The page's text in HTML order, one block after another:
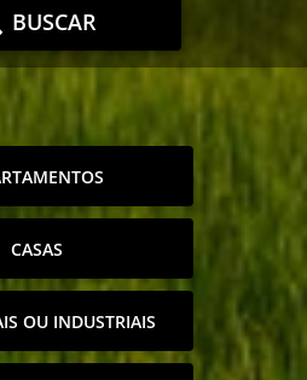
BUSCAR
CASAS
OU INDUSTRIAIS